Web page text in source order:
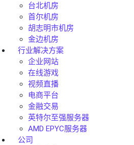
台北机房
首尔机房
胡志明市机房
金边机房
行业解决方案
企业网站
在线游戏
视频直播
电商平台
金融交易
英特尔至强服务器
AMD EPYC服务器
公司